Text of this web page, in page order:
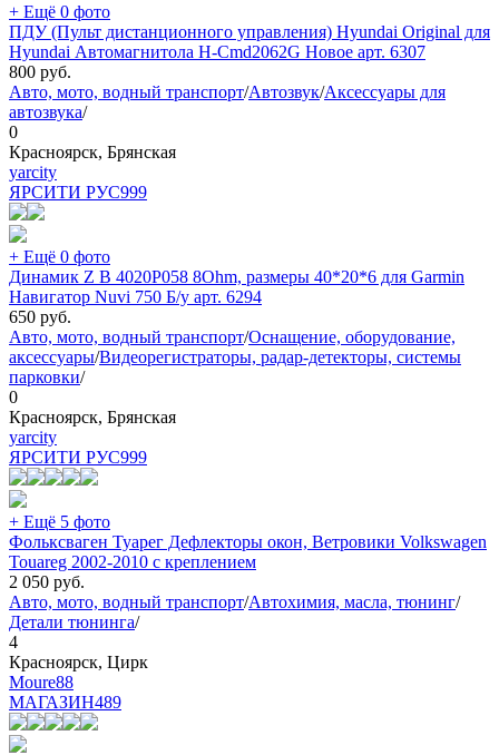
+ Ещё 0 фото
ПДУ (Пульт дистанционного управления) Hyundai Original для
Hyundai Автомагнитола H-Cmd2062G Новое арт. 6307
800 руб.
Авто, мото, водный транспорт/Автозвук/Аксессуары для
автозвука/
0
Красноярск, Брянская
yarcity
ЯРСИТИ РУС999
+ Ещё 0 фото
Динамик Z B 4020P058 8Ohm, размеры 40*20*6 для Garmin
Навигатор Nuvi 750 Б/у арт. 6294
650 руб.
Авто, мото, водный транспорт/Оснащение, оборудование,
аксессуары/Видеорегистраторы, радар-детекторы, системы
парковки/
0
Красноярск, Брянская
yarcity
ЯРСИТИ РУС999
+ Ещё 5 фото
Фольксваген Туарег Дефлекторы окон, Ветровики Volkswagen
Touareg 2002-2010 с креплением
2 050 руб.
Авто, мото, водный транспорт/Автохимия, масла, тюнинг/
Детали тюнинга/
4
Красноярск, Цирк
Moure88
МАГАЗИН489